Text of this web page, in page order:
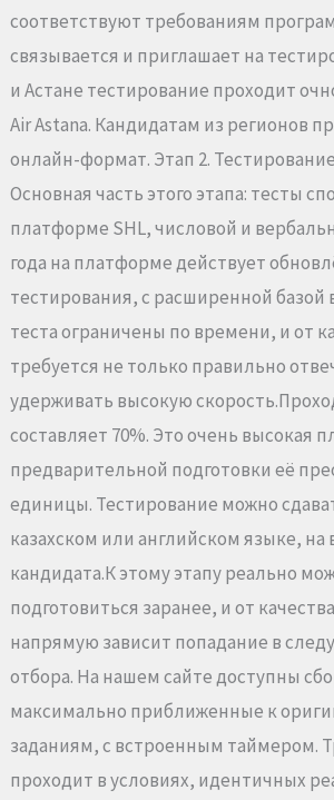
соответствуют требованиям
связывается и приглашает на
и Астане тестирование проходит
Air Astana. Кандидатам из регионов
онлайн-формат. Этап 2.
Основная часть этого этапа: тесты
платформе SHL, числовой и
года на платформе действует
тестирования, с расширенной базой
теста ограничены по времени, и от
требуется не только правильно
удерживать высокую
составляет 70%. Это очень высокая
предварительной подготовки её
единицы. Тестирование можно
казахском или английском языке, на
кандидата.К этому этапу реально
подготовиться заранее, и от
напрямую зависит попадание в
отбора. На нашем сайте доступны
максимально приближенные к
заданиям, с встроенным таймером.
проходит в условиях, идентичных